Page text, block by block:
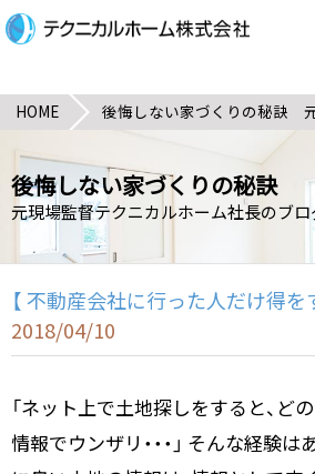
HOME 後悔しない家づくりの秘訣
後悔しない家づくりの秘訣
元現場監督テクニカルホーム社長のブロ
【 不動産会社に行った人だけ得を
2018/04/10
「ネット上で土地探しをすると、ど
情報でウンザリ・・・」 そんな経験